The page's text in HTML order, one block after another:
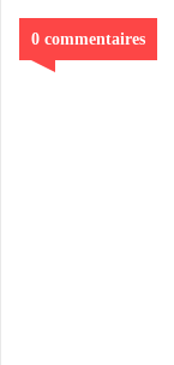
0 commentaires